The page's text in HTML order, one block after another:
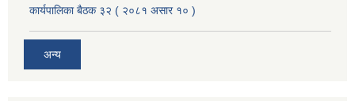
कार्यपालिका बैठक ३२ ( २०८१ असार १० )
अन्य